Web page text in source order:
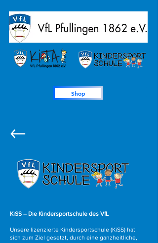
Shop
KiSS – Die Kindersportschule des VfL
Unsere lizenzierte Kindersportschule (KiSS) hat
sich zum Ziel gesetzt, durch eine ganzheitliche,